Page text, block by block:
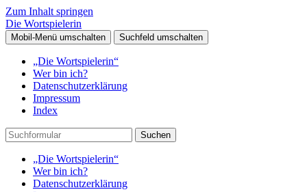
Zum Inhalt springen
Die Wortspielerin
Mobil-Menü umschalten Suchfeld umschalten
„Die Wortspielerin“
Wer bin ich?
Datenschutzerklärung
Impressum
Index
Suchen
„Die Wortspielerin“
Wer bin ich?
Datenschutzerklärung